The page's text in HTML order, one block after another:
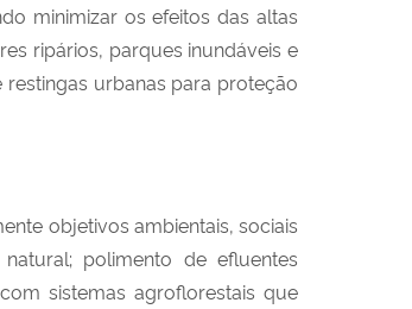
minimizar os efeitos das altas
ripários, parques inundáveis e
urbanas para proteção
objetivos ambientais, sociais
polimento de efluentes
sistemas agroflorestais que